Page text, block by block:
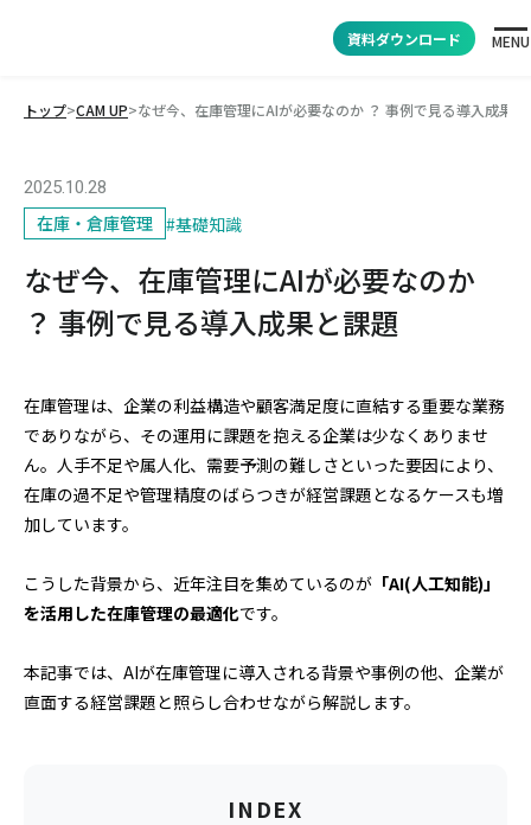
資料ダウンロード MENU
トップ>CAM UP>なぜ今、在庫管理にAIが必要なのか ？ 事例で見る導入成果
2025.10.28
在庫・倉庫管理 #基礎知識
なぜ今、在庫管理にAIが必要なのか
？ 事例で見る導入成果と課題
在庫管理は、企業の利益構造や顧客満足度に直結する重要な業務
でありながら、その運用に課題を抱える企業は少なくありませ
ん。人手不足や属人化、需要予測の難しさといった要因により、
在庫の過不足や管理精度のばらつきが経営課題となるケースも増
加しています。
こうした背景から、近年注目を集めているのが 「AI(人工知能)」
を活用した在庫管理の最適化です。
本記事では、AIが在庫管理に導入される背景や事例の他、企業が
直面する経営課題と照らし合わせながら解説します。
INDEX